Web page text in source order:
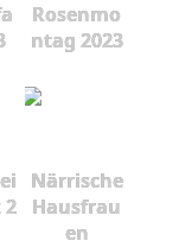
Rosenmo
ntag 2023
2
Närrische
Hausfrau
en